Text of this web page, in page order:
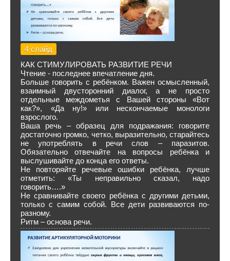
4 слайд
КАК СТИМУЛИРОВАТЬ РАЗВИТИЕ РЕЧИ
Чтение - последнее впечатление дня.
Больше говорить с ребёнком. Важен осмысленный,
взаимный двусторонний диалог, а не просто
отдельные междометья с Вашей стороны «Вот
как?», «Да ну!» или нескончаемые монологи
взрослого.
Ваша речь – образец для подражания: говорите
достаточно громко, четко, выразительно, старайтесь
не употреблять в речи слов – паразитов.
Обязательно отвечайте на вопросы ребёнка и
выслушивайте до конца его ответы.
Не повторяйте речевые ошибки ребёнка, лучше
отметить: «Ты неправильно сказал, надо
говорить….»
Не сравнивайте своего ребёнка с другими детьми,
только с самим собой. Все дети развиваются по-
разному.
Ритм – основа речи.